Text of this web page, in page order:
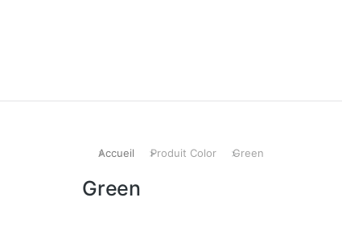
Vous êtes ici :
Accueil Produit Color Green
Green